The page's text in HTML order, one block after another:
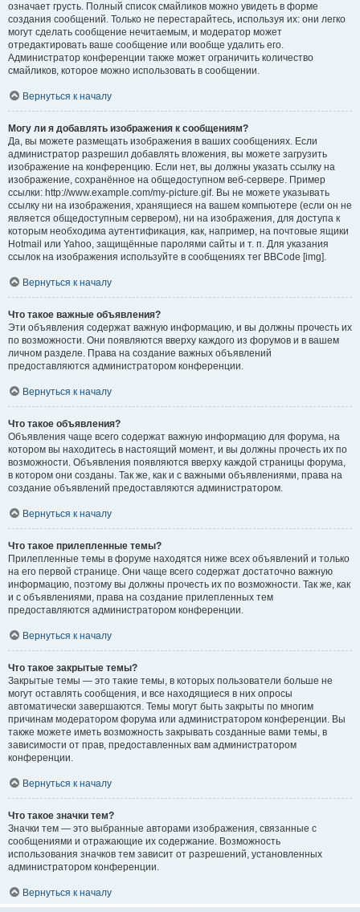
означает грусть. Полный список смайликов можно увидеть в форме
создания сообщений. Только не перестарайтесь, используя их: они легко
могут сделать сообщение нечитаемым, и модератор может
отредактировать ваше сообщение или вообще удалить его.
Администратор конференции также может ограничить количество
смайликов, которое можно использовать в сообщении.
Вернуться к началу
Могу ли я добавлять изображения к сообщениям?
Да, вы можете размещать изображения в ваших сообщениях. Если
администратор разрешил добавлять вложения, вы можете загрузить
изображение на конференцию. Если нет, вы должны указать ссылку на
изображение, сохранённое на общедоступном веб-сервере. Пример
ссылки: http://www.example.com/my-picture.gif. Вы не можете указывать
ссылку ни на изображения, хранящиеся на вашем компьютере (если он не
является общедоступным сервером), ни на изображения, для доступа к
которым необходима аутентификация, как, например, на почтовые ящики
Hotmail или Yahoo, защищённые паролями сайты и т. п. Для указания
ссылок на изображения используйте в сообщениях тег BBCode [img].
Вернуться к началу
Что такое важные объявления?
Эти объявления содержат важную информацию, и вы должны прочесть их
по возможности. Они появляются вверху каждого из форумов и в вашем
личном разделе. Права на создание важных объявлений
предоставляются администратором конференции.
Вернуться к началу
Что такое объявления?
Объявления чаще всего содержат важную информацию для форума, на
котором вы находитесь в настоящий момент, и вы должны прочесть их по
возможности. Объявления появляются вверху каждой страницы форума,
в котором они созданы. Так же, как и с важными объявлениями, права на
создание объявлений предоставляются администратором.
Вернуться к началу
Что такое прилепленные темы?
Прилепленные темы в форуме находятся ниже всех объявлений и только
на его первой странице. Они чаще всего содержат достаточно важную
информацию, поэтому вы должны прочесть их по возможности. Так же, как
и с объявлениями, права на создание прилепленных тем
предоставляются администратором конференции.
Вернуться к началу
Что такое закрытые темы?
Закрытые темы — это такие темы, в которых пользователи больше не
могут оставлять сообщения, и все находящиеся в них опросы
автоматически завершаются. Темы могут быть закрыты по многим
причинам модератором форума или администратором конференции. Вы
также можете иметь возможность закрывать созданные вами темы, в
зависимости от прав, предоставленных вам администратором
конференции.
Вернуться к началу
Что такое значки тем?
Значки тем — это выбранные авторами изображения, связанные с
сообщениями и отражающие их содержание. Возможность
использования значков тем зависит от разрешений, установленных
администратором конференции.
Вернуться к началу